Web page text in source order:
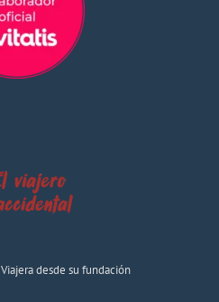
desde su fundación